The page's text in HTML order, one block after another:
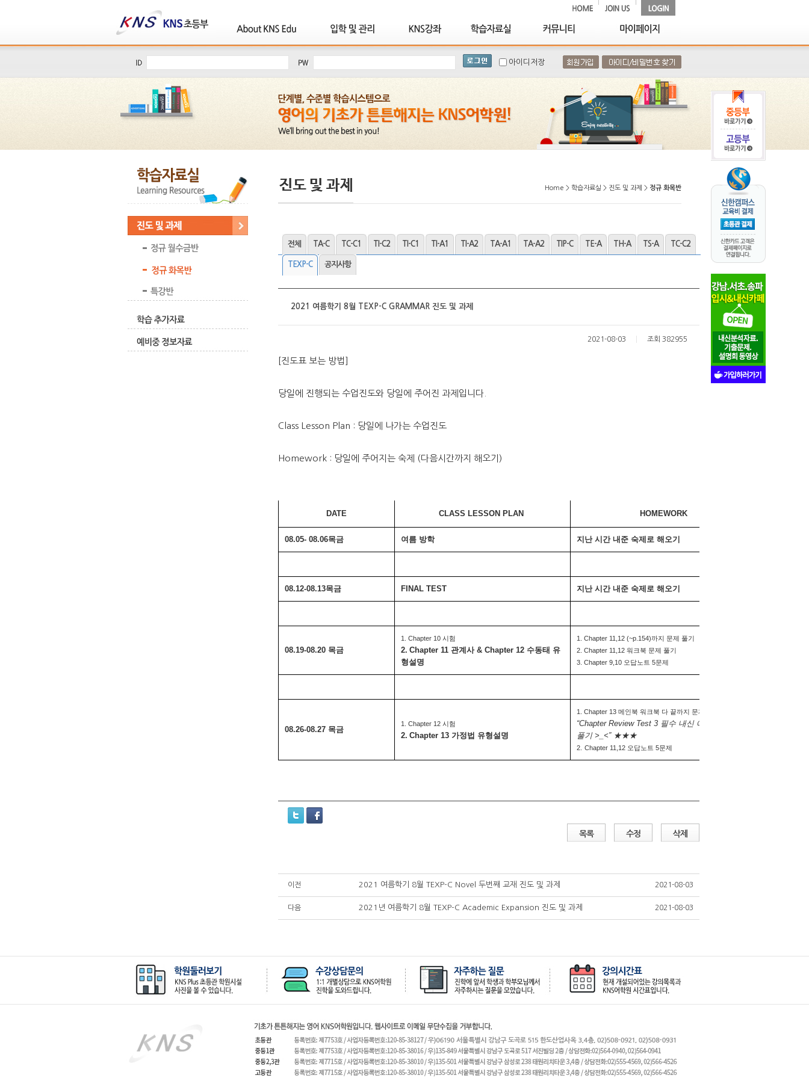
아이디저장
Home > 학습자료실 > 진도 및 과제 > 정규 화목반
전체 TA-C TC-C1 TI-C2 TI-C1 TI-A1 TI-A2 TA-A1 TA-A2 TIP-C TE-A TH-A TS-A TC-C2
TEXP-C 공지사항
2021 여름학기 8월 TEXP-C GRAMMAR 진도 및 과제
2021-08-03 조회 382955
[진도표 보는 방법]
당일에 진행되는 수업진도와 당일에 주어진 과제입니다.
Class Lesson Plan : 당일에 나가는 수업진도
Homework : 당일에 주어지는 숙제 (다음시간까지 해오기)
DATE CLASS LESSON PLAN HOMEWORK
08.05- 08.06목금 여름 방학 지난 시간 내준 숙제로 해오기
08.12-08.13목금 FINAL TEST 지난 시간 내준 숙제로 해오기
08.19-08.20 목금
1. Chapter 10 시험
2. Chapter 11 관계사 & Chapter 12 수동태 유
형설명
1. Chapter 11,12 (~p.154)까지 문제 풀기
2. Chapter 11,12 워크북 문제 풀기
3. Chapter 9,10 오답노트 5문제
08.26-08.27 목금
1. Chapter 12 시험
2. Chapter 13 가정법 유형설명
1. Chapter 13 메인북 워크북 다 끝까지 문제 풀기
“Chapter Review Test 3 필수 내신 예상 문제까지
풀기 >_<” ★★★
2 Chapter 11,12 오답노트 5문제
목록 수정 삭제
이전 2021 여름학기 8월 TEXP-C Novel 두번째 교재 진도 및 과제 2021-08-03
다음 2021년 여름학기 8월 TEXP-C Academic Expansion 진도 및 과제 2021-08-03